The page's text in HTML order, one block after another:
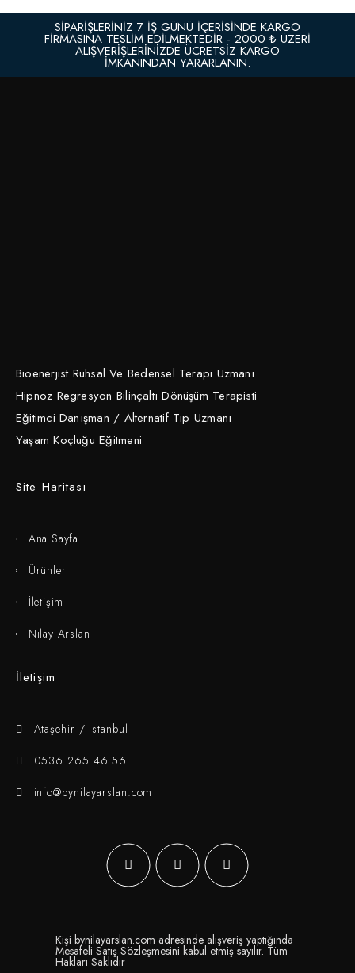
SİPARİŞLERİNİZ 7 İŞ GÜNÜ İÇERİSİNDE KARGO
FİRMASINA TESLİM EDİLMEKTEDİR - 2000 ₺ ÜZERI
ALIŞVERIŞLERINIZDE ÜCRETSIZ KARGO
IMKANINDAN YARARLANIN.
Bioenerjist Ruhsal Ve Bedensel Terapi Uzmanı
Hipnoz Regresyon Bilinçaltı Dönüşüm Terapisti
Eğitimci Danışman / Alternatif Tıp Uzmanı
Yaşam Koçluğu Eğitmeni
Site Haritası
Ana Sayfa
Ürünler
İletişim
Nilay Arslan
İletişim
Ataşehir / İstanbul
0536 265 46 56
info@bynilayarslan.com
Kişi bynilayarslan.com adresinde alışveriş yaptığında
Mesafeli Satış Sözleşmesini kabul etmiş sayılır. Tüm
Hakları Saklıdır